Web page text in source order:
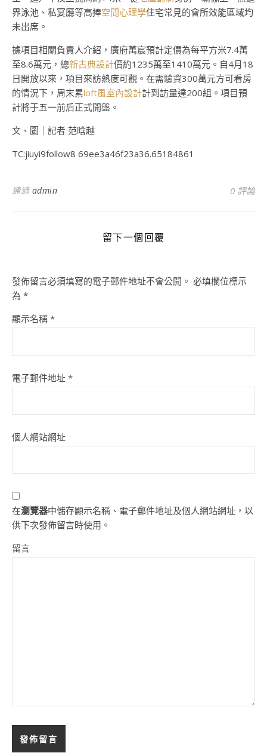
界泳池、私宴廳等高捧空間心理學住宅常見的會所效能區域均
未出席。
據項目相關負責人介紹，廣府萬宸預計定價為每平方米7.4萬
至8.6萬元，總新古典設計價約1235萬至1410萬元。自4月18
日開放以來，項目來訪熱度可觀。在需驗資300萬元方可看房
的情況下，周末累loft風室內設計計到訪量達200組。項目預
計將于五一前后正式開盤。
文、圖｜記者 范晗越
TC:jiuyi9follow8 69ee3a46f23a36.65184861
通過 admin 0 評論
留下一個回覆
發佈留言必須填寫的電子郵件地址不會公開。 必填欄位標示
為 *
顯示名稱 *
電子郵件地址 *
個人網站網址
在瀏覽器中儲存顯示名稱、電子郵件地址及個人網站網址，以
供下次發佈留言時使用。
留言